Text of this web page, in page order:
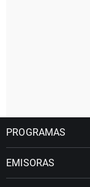
PROGRAMAS
EMISORAS